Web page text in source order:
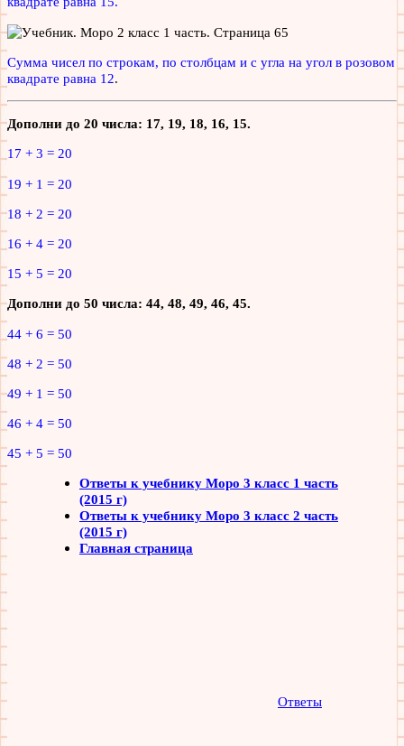
Сумма чисел по строкам, по столбцам и с угла на угол в розовом
квадрате равна 12.
Дополни до 20 числа: 17, 19, 18, 16, 15.
17 + 3 = 20
19 + 1 = 20
18 + 2 = 20
16 + 4 = 20
15 + 5 = 20
Дополни до 50 числа: 44, 48, 49, 46, 45.
44 + 6 = 50
48 + 2 = 50
49 + 1 = 50
46 + 4 = 50
45 + 5 = 50
Ответы к учебнику Моро 3 класс 1 часть
(2015 г)
Ответы к учебнику Моро 3 класс 2 часть
(2015 г)
Главная страница
Ответы